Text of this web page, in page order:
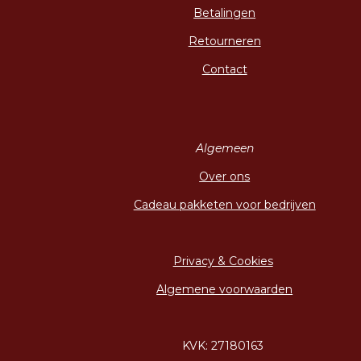
Betalingen
Retourneren
Contact
Algemeen
Over ons
Cadeau pakketen voor bedrijven
Privacy & Cookies
Algemene voorwaarden
KVK: 27180163